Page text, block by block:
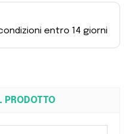
entro 14 giorni
PRODOTTO